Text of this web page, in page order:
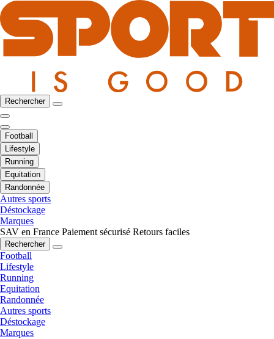
Rechercher
Football
Lifestyle
Running
Equitation
Randonnée
Autres sports
Déstockage
Marques
SAV en France Paiement sécurisé Retours faciles
Rechercher
Football
Lifestyle
Running
Equitation
Randonnée
Autres sports
Déstockage
Marques